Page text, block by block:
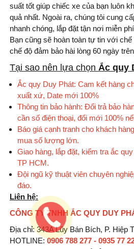
suất tốt giúp chiếc xe của bạn luôn
quả nhất. Ngoài ra, chúng tôi cung
nhanh chóng, lắp đặt tận nơi miễn
Bạn cũng sẽ hoàn toàn tự tin với chế
chế độ đảm bảo hài lòng 60 ngày
Tại sao nên lựa chọn Ắc quy
Ắc quy Duy Phát: Cam kết hàng
xuất xứ, Date mới 100%
Thông tin bảo hành: Đổi trả bảo
cần số điện thoại, đổi mới 100%
Báo giá cạnh tranh cho khách
mua số lượng lớn.
Giao hàng, lắp đặt, kiểm tra ắc
TP HCM.
Đội ngũ kỹ thuật viên chuyên
đáo.
Liên hệ:
CÔNG TY TNHH ẮC QUY DUY
Địa chỉ: 343A Lũy Bán Bích, P. Hiệp
HOTLINE:0906 788 277 - 0935 77